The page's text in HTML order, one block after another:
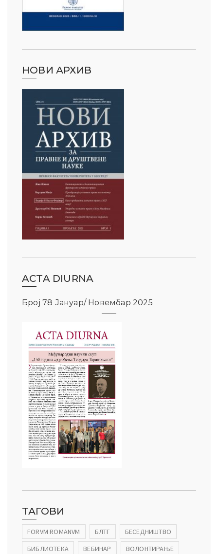
НОВИ АРХИВ
ACTA DIURNA
Број 78 Јануар/ Новембар 2025
ТАГОВИ
FORVM ROMANVM БЛТГ
БЕСЕДНИШТВО
БИБЛИОТЕКА
ВЕБИНАР
ВОЛОНТИРАЊЕ